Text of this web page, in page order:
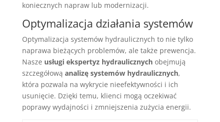
koniecznych napraw lub modernizacji.
Optymalizacja działania systemów
Optymalizacja systemów hydraulicznych to nie tylko
naprawa bieżących problemów, ale także prewencja.
Nasze usługi ekspertyz hydraulicznychobejmują
szczegółową analizę systemów hydraulicznych,
która pozwala na wykrycie nieefektywności i ich
usunięcie. Dzięki temu, klienci mogą oczekiwać
poprawy wydajności i zmniejszenia zużycia energii.